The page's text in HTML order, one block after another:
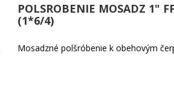
POLSROBENIE MOSADZ 1"
(1*6/4)
Mosadzné polšróbenie k obehovým